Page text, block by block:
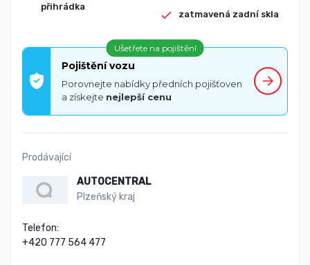
přihrádka
zatmavená zadní skla
Ušetřete na pojištění
Pojištění vozu
Porovnejte nabídky předních pojišťoven
a získejte nejlepší cenu
Prodávající
AUTOCENTRAL
Plzeňský kraj
Telefon:
+420 777 564 477